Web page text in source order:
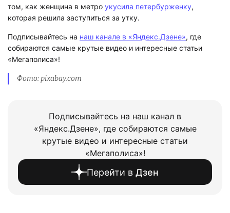
том, как женщина в метро укусила петербурженку,
которая решила заступиться за утку.
Подписывайтесь на наш канале в «Яндекс.Дзене», где
собираются самые крутые видео и интересные статьи
«Мегаполиса»!
Фото: pixabay.com
Подписывайтесь на наш канал в
«Яндекс.Дзене», где собираются самые
крутые видео и интересные статьи
«Мегаполиса»!
Перейти в Дзен